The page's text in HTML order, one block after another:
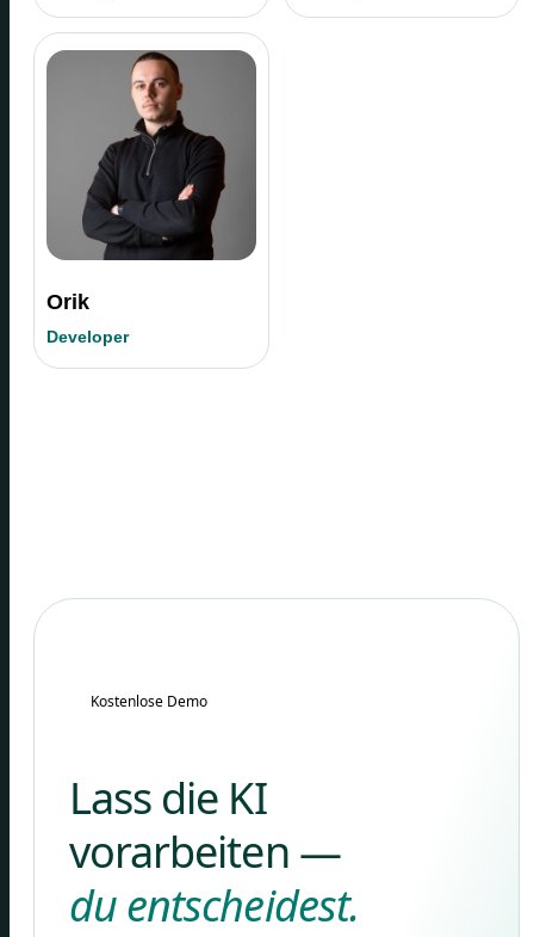
Orik
Developer
Kostenlose Demo
Lass die KI
vorarbeiten —
du entscheidest.